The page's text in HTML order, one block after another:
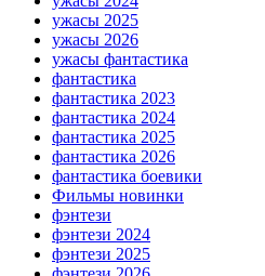
ужасы 2025
ужасы 2026
ужасы фантастика
фантастика
фантастика 2023
фантастика 2024
фантастика 2025
фантастика 2026
фантастика боевики
Фильмы новинки
фэнтези
фэнтези 2024
фэнтези 2025